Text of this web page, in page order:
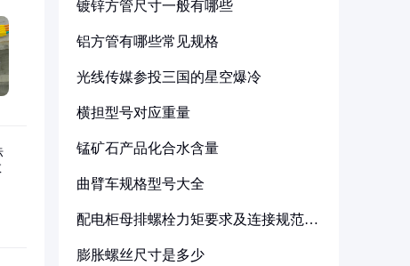
镀锌方管尺寸一般有哪些
铝方管有哪些常见规格
光线传媒参投三国的星空爆冷
横担型号对应重量
锰矿石产品化合水含量
曲臂车规格型号大全
配电柜母排螺栓力矩要求及连接规范详
膨胀螺丝尺寸是多少